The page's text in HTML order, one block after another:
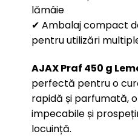
lămâie
✔ Ambalaj compact
pentru utilizări
AJAX Praf 450 g
perfectă pentru o
rapidă și parfumată,
impecabile și
locuință.